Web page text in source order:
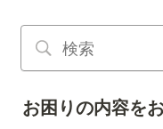
お困りの内容を